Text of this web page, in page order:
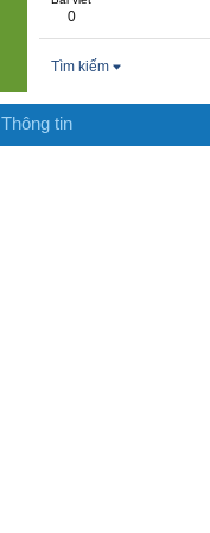
0
Tìm kiếm
Thông tin